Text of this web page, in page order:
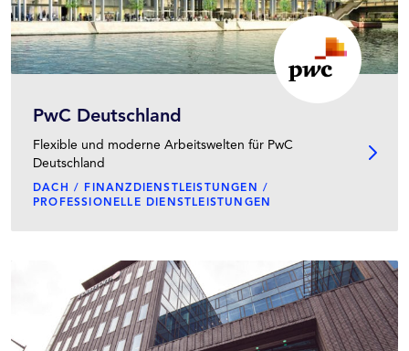
PwC Deutschland
Flexible und moderne Arbeitswelten für PwC
Deutschland
DACH / FINANZDIENSTLEISTUNGEN /
PROFESSIONELLE DIENSTLEISTUNGEN